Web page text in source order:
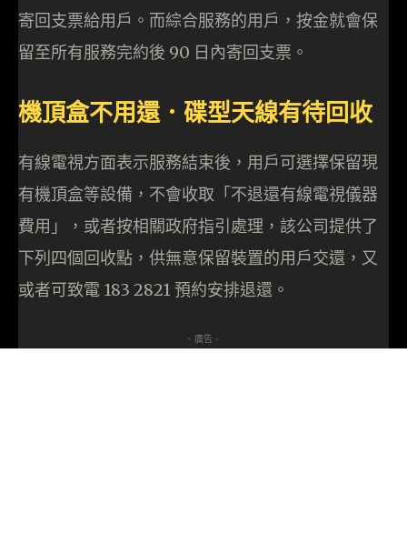
寄回支票給用戶。而綜合服務的用戶，按金就會保
留至所有服務完約後 90 日內寄回支票。
機頂盒不用還．碟型天線有待回收
有線電視方面表示服務結束後，用戶可選擇保留現
有機頂盒等設備，不會收取「不退還有線電視儀器
費用」，或者按相關政府指引處理，該公司提供了
下列四個回收點，供無意保留裝置的用戶交還，又
或者可致電 183 2821 預約安排退還。
- 廣告 -